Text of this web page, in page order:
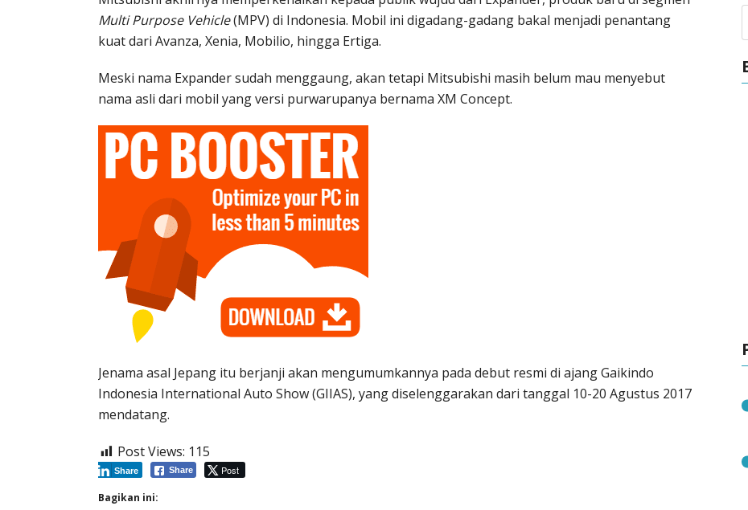
Multi Purpose Vehicle(MPV) di Indonesia. Mobil ini digadang-gadang bakal menjadi penantang
kuat dari Avanza, Xenia, Mobilio, hingga Ertiga.
Meski nama Expander sudah menggaung, akan tetapi Mitsubishi masih belum mau menyebut
nama asli dari mobil yang versi purwarupanya bernama XM Concept.
Jenama asal Jepang itu berjanji akan mengumumkannya pada debut resmi di ajang Gaikindo
Indonesia International Auto Show (GIIAS), yang diselenggarakan dari tanggal 10-20 Agustus 2017
mendatang.
Post Views: 115
Share Post
Share
Bagikan ini: